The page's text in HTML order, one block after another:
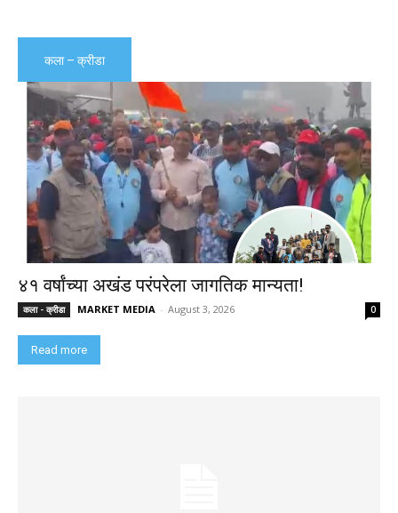
कला – क्रीडा
४१ वर्षांच्या अखंड परंपरेला जागतिक मान्यता!
कला - क्रीडा MARKET MEDIA - August 3, 2026 0
Read more